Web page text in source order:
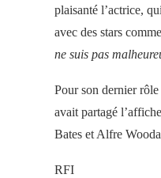
plaisanté l’actrice,
avec des stars
ne suis pas
Pour son dernier
avait partagé
Bates et Alfre
RFI